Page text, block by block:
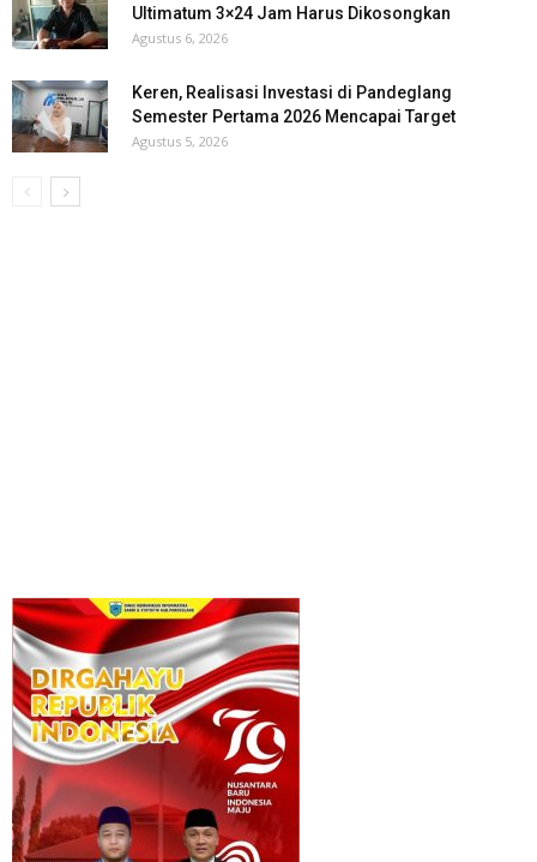
Ultimatum 3×24 Jam Harus Dikosongkan
Agustus 6, 2026
Keren, Realisasi Investasi di Pandeglang
Semester Pertama 2026 Mencapai Target
Agustus 5, 2026